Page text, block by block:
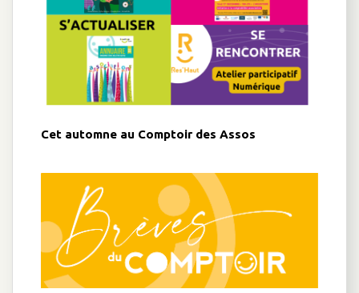
Cet automne au Comptoir des Assos